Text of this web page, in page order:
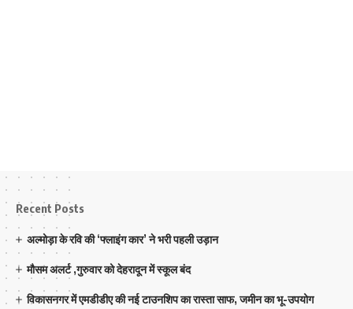
Recent Posts
अल्मोड़ा के रवि की ‘फ्लाइंग कार’ ने भरी पहली उड़ान
मौसम अलर्ट ,गुरुवार को देहरादून में स्कूल बंद
विकासनगर में एमडीडीए की नई टाउनशिप का रास्ता साफ, जमीन का भू-उपयोग